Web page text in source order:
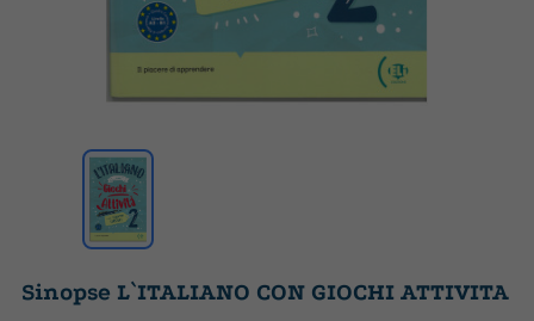
Sinopse L`ITALIANO CON GIOCHI ATTIVITA